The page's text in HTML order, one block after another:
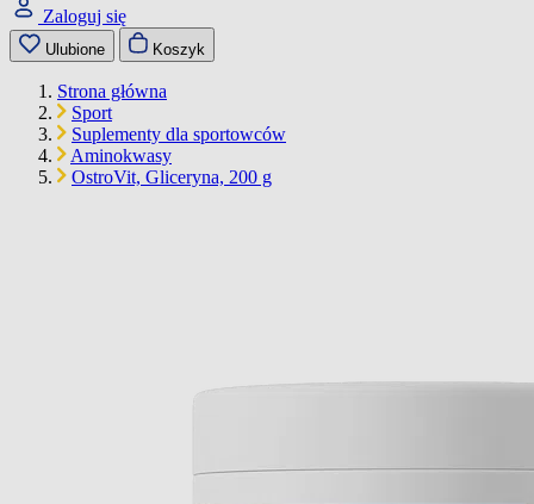
Zaloguj się
Ulubione Koszyk
Strona główna
Sport
Suplementy dla sportowców
Aminokwasy
OstroVit, Gliceryna, 200 g